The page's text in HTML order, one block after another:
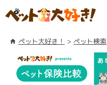
ペット大好き！ ペット検索